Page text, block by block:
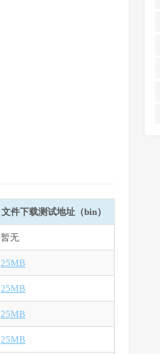
文件下载测试地址（bin）
暂无
25MB
25MB
25MB
25MB